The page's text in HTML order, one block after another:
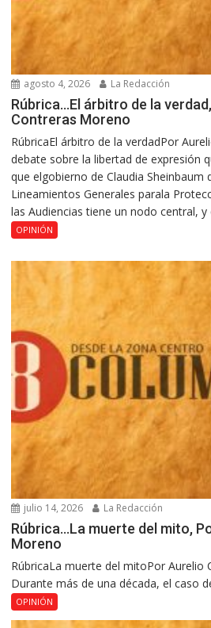
agosto 4, 2026 La Redacción
Rúbrica…El árbitro de la
Contreras Moreno
RúbricaEl árbitro de la verdadPor
debate sobre la libertad de expresión
que elgobierno de Claudia Sheinbaum
Lineamientos Generales parala
las Audiencias tiene un nodo central,
OPINIÓN
julio 14, 2026 La Redacción
Rúbrica…La muerte del mito,
Moreno
RúbricaLa muerte del mitoPor Aurelio
Durante más de una década, el caso
OPINIÓN